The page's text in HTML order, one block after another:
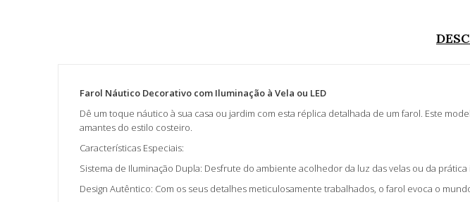
Farol Náutico Decorativo com Iluminação à Vela ou LED
Dê um toque náutico à sua casa ou jardim com esta réplica detalhada de um farol. Este
amantes do estilo costeiro.
Características Especiais:
Sistema de Iluminação Dupla: Desfrute do ambiente acolhedor da luz das velas ou da
Design Autêntico: Com os seus detalhes meticulosamente trabalhados, o farol evoca o